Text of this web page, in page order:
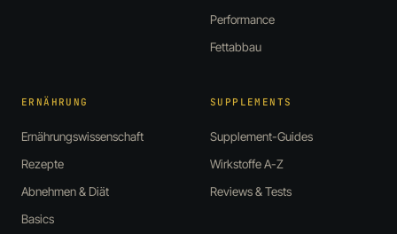
Performance
Fettabbau
ERNÄHRUNG
Ernährungswissenschaft
Rezepte
Abnehmen & Diät
Basics
SUPPLEMENTS
Supplement-Guides
Wirkstoffe A-Z
Reviews & Tests